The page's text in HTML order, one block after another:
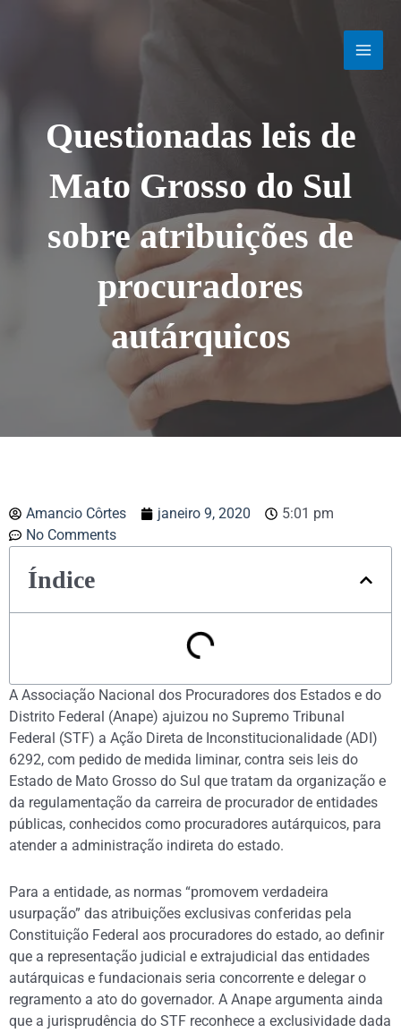
Questionadas leis de
Mato Grosso do Sul
sobre atribuições de
procuradores
autárquicos
Amancio Côrtes janeiro 9, 2020
5:01 pm
No Comments
Índice
A Associação Nacional dos Procuradores dos Estados e do
Distrito Federal (Anape) ajuizou no Supremo Tribunal
Federal (STF) a Ação Direta de Inconstitucionalidade (ADI)
6292, com pedido de medida liminar, contra seis leis do
Estado de Mato Grosso do Sul que tratam da organização e
da regulamentação da carreira de procurador de entidades
públicas, conhecidos como procuradores autárquicos, para
atender a administração indireta do estado.
Para a entidade, as normas “promovem verdadeira
usurpação” das atribuições exclusivas conferidas pela
Constituição Federal aos procuradores do estado, ao definir
que a representação judicial e extrajudicial das entidades
autárquicas e fundacionais seria concorrente e delegar o
regramento a ato do governador. A Anape argumenta ainda
que a jurisprudência do STF reconhece a exclusividade dada